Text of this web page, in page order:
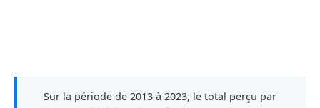
Sur la période de 2013 à 2023, le total perçu par